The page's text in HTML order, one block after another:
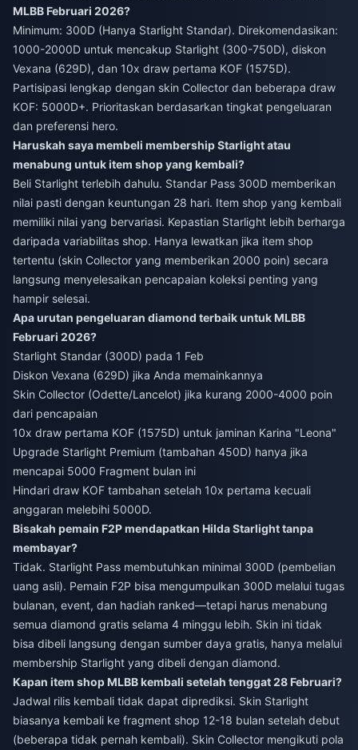
MLBB Februari 2026?
Minimum: 300D (Hanya Starlight Standar). Direkomendasikan:
1000-2000D untuk mencakup Starlight (300-750D), diskon
Vexana (629D), dan 10x draw pertama KOF (1575D).
Partisipasi lengkap dengan skin Collector dan beberapa draw
KOF: 5000D+. Prioritaskan berdasarkan tingkat pengeluaran
dan preferensi hero.
Haruskah saya membeli membership Starlight atau
menabung untuk item shop yang kembali?
Beli Starlight terlebih dahulu. Standar Pass 300D memberikan
nilai pasti dengan keuntungan 28 hari. Item shop yang kembali
memiliki nilai yang bervariasi. Kepastian Starlight lebih berharga
daripada variabilitas shop. Hanya lewatkan jika item shop
tertentu (skin Collector yang memberikan 2000 poin) secara
langsung menyelesaikan pencapaian koleksi penting yang
hampir selesai.
Apa urutan pengeluaran diamond terbaik untuk MLBB
Februari 2026?
Starlight Standar (300D) pada 1 Feb
Diskon Vexana (629D) jika Anda memainkannya
Skin Collector (Odette/Lancelot) jika kurang 2000-4000 poin
dari pencapaian
10x draw pertama KOF (1575D) untuk jaminan Karina "Leona"
Upgrade Starlight Premium (tambahan 450D) hanya jika
mencapai 5000 Fragment bulan ini
Hindari draw KOF tambahan setelah 10x pertama kecuali
anggaran melebihi 5000D.
Bisakah pemain F2P mendapatkan Hilda Starlight tanpa
membayar?
Tidak. Starlight Pass membutuhkan minimal 300D (pembelian
uang asli). Pemain F2P bisa mengumpulkan 300D melalui tugas
bulanan, event, dan hadiah ranked—tetapi harus menabung
semua diamond gratis selama 4 minggu lebih. Skin ini tidak
bisa dibeli langsung dengan sumber daya gratis, hanya melalui
membership Starlight yang dibeli dengan diamond.
Kapan item shop MLBB kembali setelah tenggat 28 Februari?
Jadwal rilis kembali tidak dapat diprediksi. Skin Starlight
biasanya kembali ke fragment shop 12-18 bulan setelah debut
(beberapa tidak pernah kembali). Skin Collector mengikuti pola